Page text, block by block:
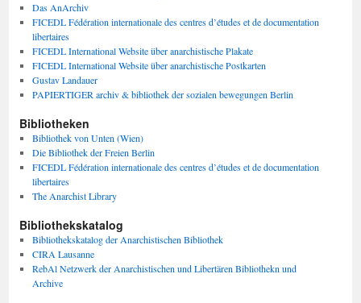
Das AnArchiv
FICEDL Fédération internationale des centres d’études et de documentation
libertaires
FICEDL International Website über anarchistische Plakate
FICEDL International Website über anarchistische Postkarten
Gustav Landauer
PAPIERTIGER archiv & bibliothek der sozialen bewegungen Berlin
Bibliotheken
Bibliothek von Unten (Wien)
Die Bibliothek der Freien Berlin
FICEDL Fédération internationale des centres d’études et de documentation
libertaires
The Anarchist Library
Bibliothekskatalog
Bibliothekskatalog der Anarchistischen Bibliothek
CIRA Lausanne
RebAl Netzwerk der Anarchistischen und Libertären Bibliothekn und
Archive